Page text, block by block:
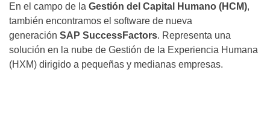
En el campo de la Gestión del Capital Humano (HCM),
también encontramos el software de nueva
generación SAP SuccessFactors. Representa una
solución en la nube de Gestión de la Experiencia Humana
(HXM) dirigido a pequeñas y medianas empresas.